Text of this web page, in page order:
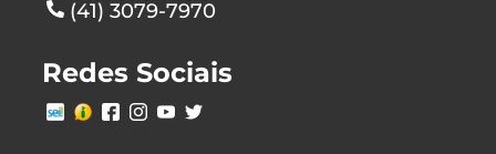
(41) 3079-7970
Redes Sociais